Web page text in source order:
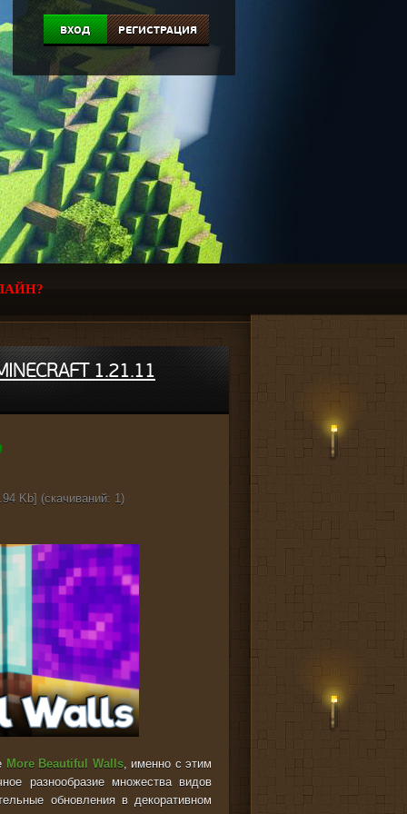
ВХОД РЕГИСТРАЦИЯ
1.21.11
Kb] (cкачиваний: 1)
More Beautiful Walls, именно с этим
разнообразие множества видов
обновления в декоративном